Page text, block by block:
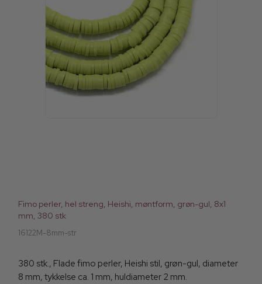
Fimo perler, hel streng, Heishi, møntform, grøn-gul, 8x1
mm, 380 stk
16122M-8mm-str
380 stk., Flade fimo perler, Heishi stil, grøn-gul, diameter
8 mm, tykkelse ca. 1 mm, huldiameter 2 mm.